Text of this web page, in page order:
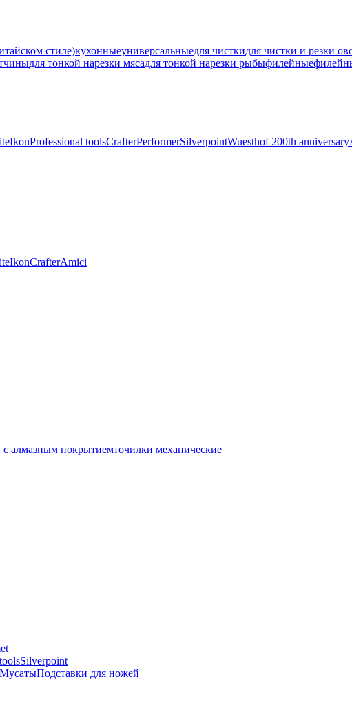
стиле)кухонныеуниверсальныедля чисткидля чистки и резки
для тонкой нарезки мясадля тонкой нарезки рыбыфилейные
IkonProfessional toolsCrafterPerformerSilverpointWuesthof 200th anniversary
IkonCrafterAmici
с алмазным покрытиемточилки механические
Silverpoint
МусатыПодставки для ножей